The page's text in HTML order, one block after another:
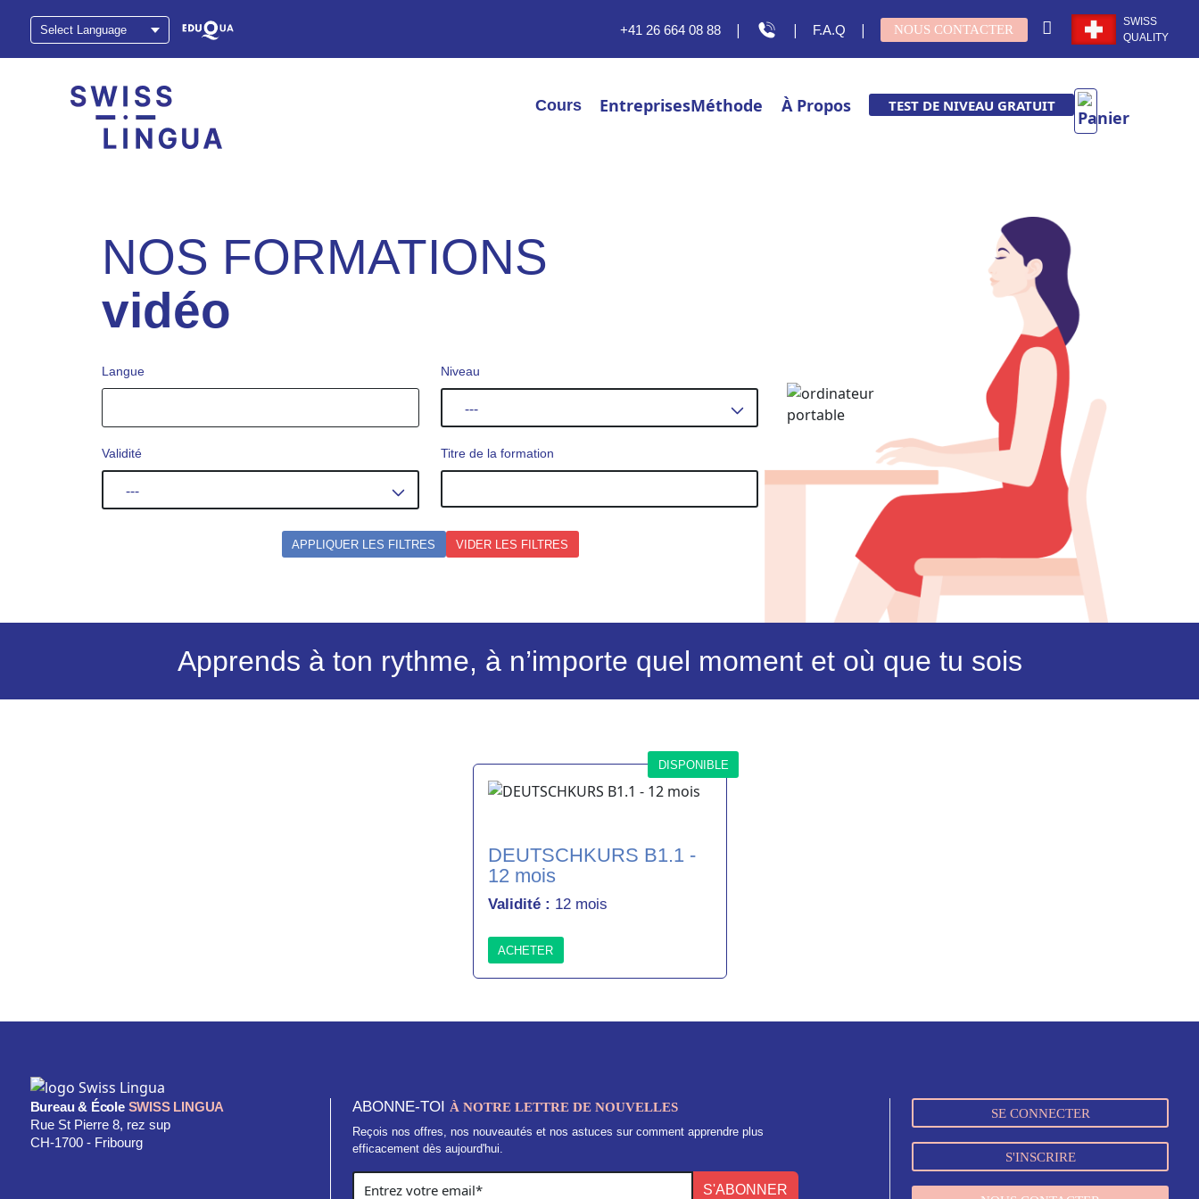
+41 26 664 08 88 | | F.A.Q | NOUS CONTACTER
SWISS
QUALITY
Cours EntreprisesMéthode À Propos TEST DE NIVEAU GRATUIT
NOS FORMATIONS
vidéo
Langue Niveau
---
Validité
---
Titre de la formation
APPLIQUER LES FILTRES VIDER LES FILTRES
Apprends à ton rythme, à n’importe quel moment et où que tu sois
DEUTSCHKURS B1.1 -
12 mois
DISPONIBLE
Validité : 12 mois
ACHETER
Bureau & École SWISS LINGUA
Rue St Pierre 8, rez sup
CH-1700 - Fribourg
ABONNE-TOI À NOTRE LETTRE DE NOUVELLES
Reçois nos offres, nos nouveautés et nos astuces sur comment apprendre plus
efficacement dès aujourd'hui.
S'ABONNER
SE CONNECTER
S'INSCRIRE